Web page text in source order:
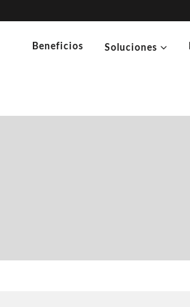
Beneficios Soluciones